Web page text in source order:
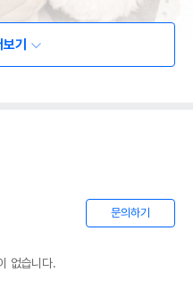
기
문의하기
없습니다.